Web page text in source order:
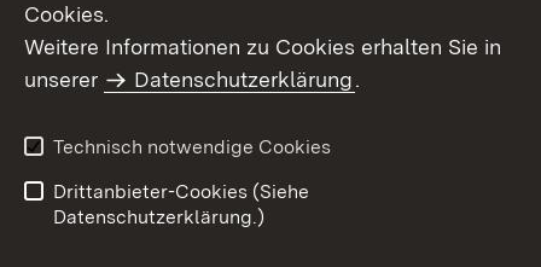
Benutzungshinweise
Erklärung zur
Cookies.
Weitere Informationen zu Cookies erhalten Sie in
unserer
Datenschutzerklärung.
Technisch notwendige Cookies
Drittanbieter-Cookies (Siehe
Datenschutzerklärung.)